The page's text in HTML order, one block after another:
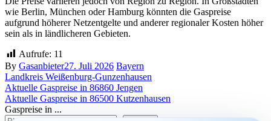
wie Berlin, München oder Hamburg könnten die Gaspreise
aufgrund höherer Netzentgelte und anderer regionaler Kosten höher
sein als in ländlicheren Gebieten.
Aufrufe: 11
By Gasanbieter27. Juli 2026 Bayern
Landkreis Weißenburg-Gunzenhausen
Beitragsnavigation
Aktuelle Gaspreise in 86860 Jengen
Aktuelle Gaspreise in 86500 Kutzenhausen
Gaspreise in ...